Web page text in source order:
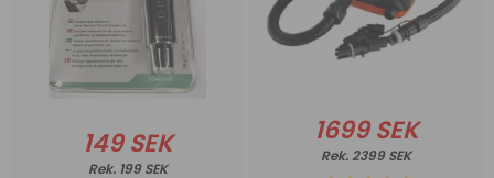
149 SEK
199 SEK
1699 SEK
2399 SEK